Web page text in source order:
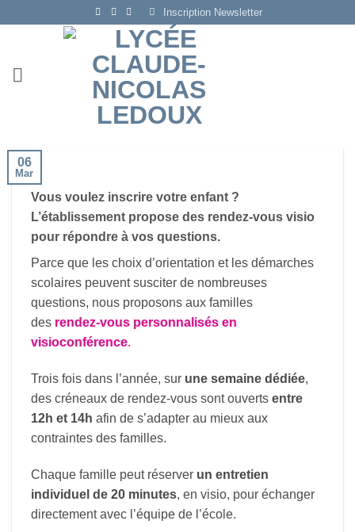
au
Inscription Newsletter
06
Mar
Vous voulez inscrire votre enfant ?
L’établissement propose des rendez-vous visio
pour répondre à vos questions.
Parce que les choix d’orientation et les démarches
scolaires peuvent susciter de nombreuses
questions, nous proposons aux familles
des rendez-vous personnalisés en
visioconférence.
Trois fois dans l’année, sur une semaine dédiée,
des créneaux de rendez-vous sont ouverts entre
12h et 14h afin de s’adapter au mieux aux
contraintes des familles.
Chaque famille peut réserver un entretien
individuel de 20 minutes, en visio, pour échanger
directement avec l’équipe de l’école.